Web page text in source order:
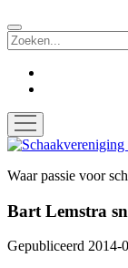
Zoek
open
menu
Schaakvereniging
Waar passie voor
Bart Lemstra
Gepubliceerd 2014-